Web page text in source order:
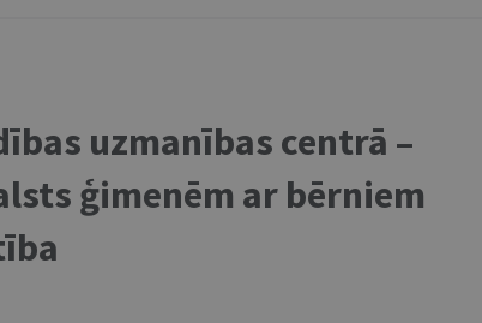
uzmanības centrā –
ģimenēm ar bērniem